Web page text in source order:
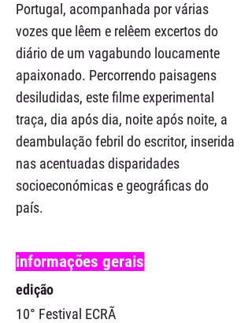
Portugal, acompanhada por várias
vozes que lêem e relêem excertos do
diário de um vagabundo loucamente
apaixonado. Percorrendo paisagens
desiludidas, este filme experimental
traça, dia após dia, noite após noite, a
deambulação febril do escritor, inserida
nas acentuadas disparidades
socioeconómicas e geográficas do
país.
informações gerais
edição
10° Festival ECRÃ